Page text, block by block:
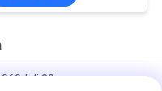
di 30mm